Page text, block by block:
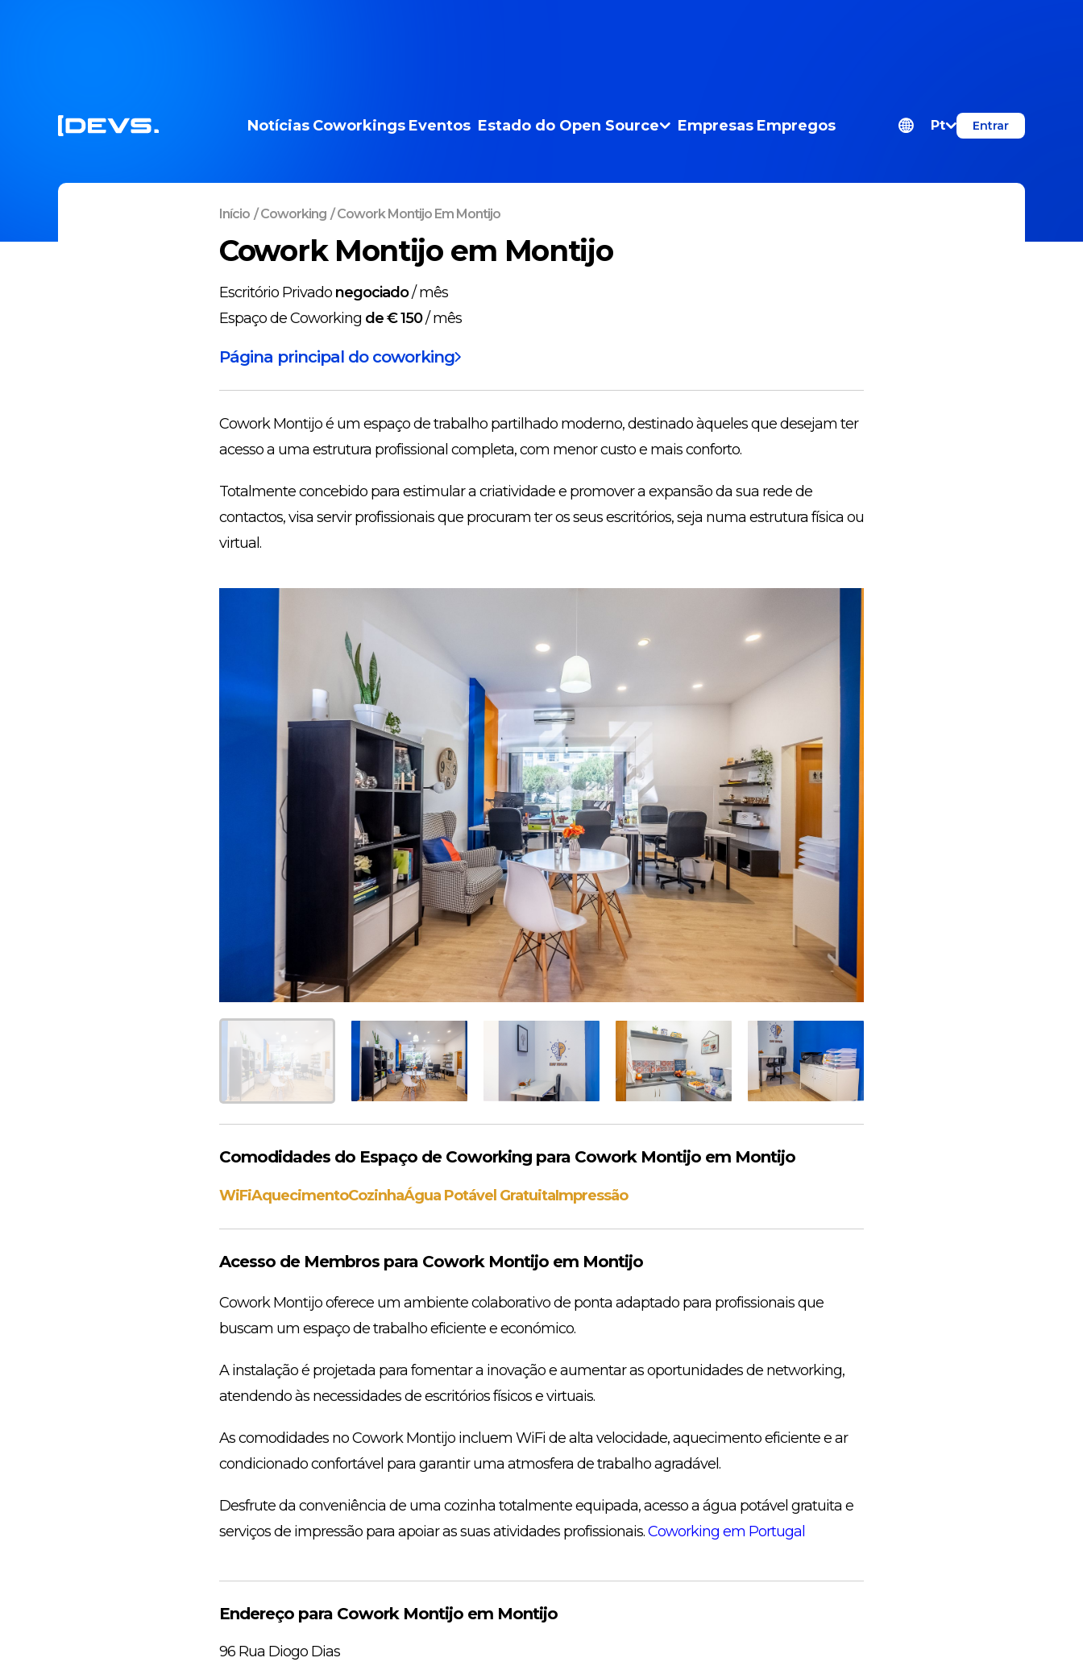
Notícias Coworkings Eventos Estado do Open Source Empresas Empregos Pt Entrar
Início /Coworking / Cowork Montijo Em Montijo
Cowork Montijo em Montijo
Escritório Privado negociado/mês
Espaço de Coworking de € 150/mês
Página principal do coworking
Cowork Montijo é um espaço de trabalho partilhado moderno, destinado àqueles que desejam ter
acesso a uma estrutura profissional completa, com menor custo e mais conforto.
Totalmente concebido para estimular a criatividade e promover a expansão da sua rede de
contactos, visa servir profissionais que procuram ter os seus escritórios, seja numa estrutura física ou
virtual.
Comodidades do Espaço de Coworking para Cowork Montijo em Montijo
WiFiAquecimentoCozinhaÁgua Potável GratuitaImpressão
Acesso de Membros para Cowork Montijo em Montijo
Cowork Montijo oferece um ambiente colaborativo de ponta adaptado para profissionais que
buscam um espaço de trabalho eficiente e económico.
A instalação é projetada para fomentar a inovação e aumentar as oportunidades de networking,
atendendo às necessidades de escritórios físicos e virtuais.
As comodidades no Cowork Montijo incluem WiFi de alta velocidade, aquecimento eficiente e ar
condicionado confortável para garantir uma atmosfera de trabalho agradável.
Desfrute da conveniência de uma cozinha totalmente equipada, acesso a água potável gratuita e
serviços de impressão para apoiar as suas atividades profissionais.Coworking em Portugal
Endereço para Cowork Montijo em Montijo
96 Rua Diogo Dias